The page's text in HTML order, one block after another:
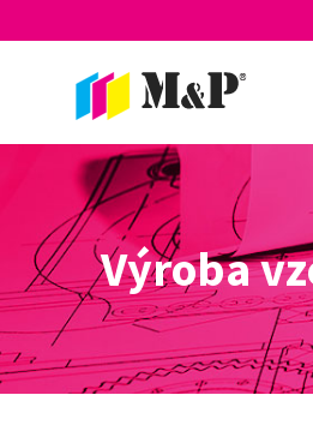
Výroba